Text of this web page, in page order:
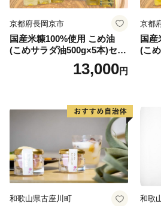
す。
※特典品の写真はイメージです。
【オンラインワンストップ申請サ
西桂町では、2024年8月5日より
オンライン寄附情報確認の窓口
となりました。
▼ふるまどURL
https://furumado.jp/
以前運用を行っていた「自治体マ
は、2024年6月をもって受付を終
【6月30日までに自治体マイペー
京都府長岡京市
国産米糠100%使用 こめ油
(こめサラダ油500g×5本)セッ
13,000円
京都
国産
(こ
め
和歌山県古座川町 和歌